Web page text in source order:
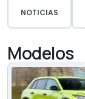
NOTICIAS
Modelos